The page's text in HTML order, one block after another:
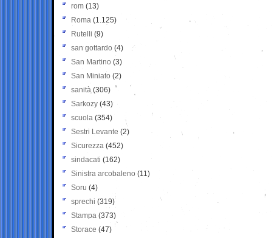
rom (13)
Roma (1.125)
Rutelli (9)
san gottardo (4)
San Martino (3)
San Miniato (2)
sanità (306)
Sarkozy (43)
scuola (354)
Sestri Levante (2)
Sicurezza (452)
sindacati (162)
Sinistra arcobaleno (11)
Soru (4)
sprechi (319)
Stampa (373)
Storace (47)